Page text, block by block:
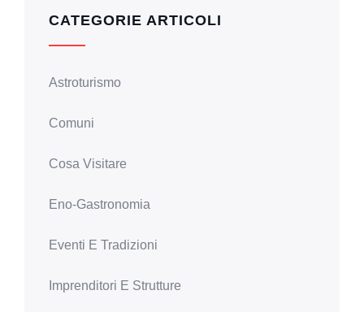
CATEGORIE ARTICOLI
Astroturismo
Comuni
Cosa Visitare
Eno-Gastronomia
Eventi E Tradizioni
Imprenditori E Strutture